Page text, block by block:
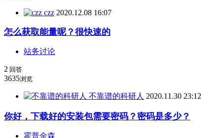
czz 2020.12.08 16:07
怎么获取能量呢？很快速的
站务讨论
2 回答
3635浏览
不靠谱的科研人 2020.11.30 23:12
你好，下载好的安装包需要密码？密码是多少？
霍普金森